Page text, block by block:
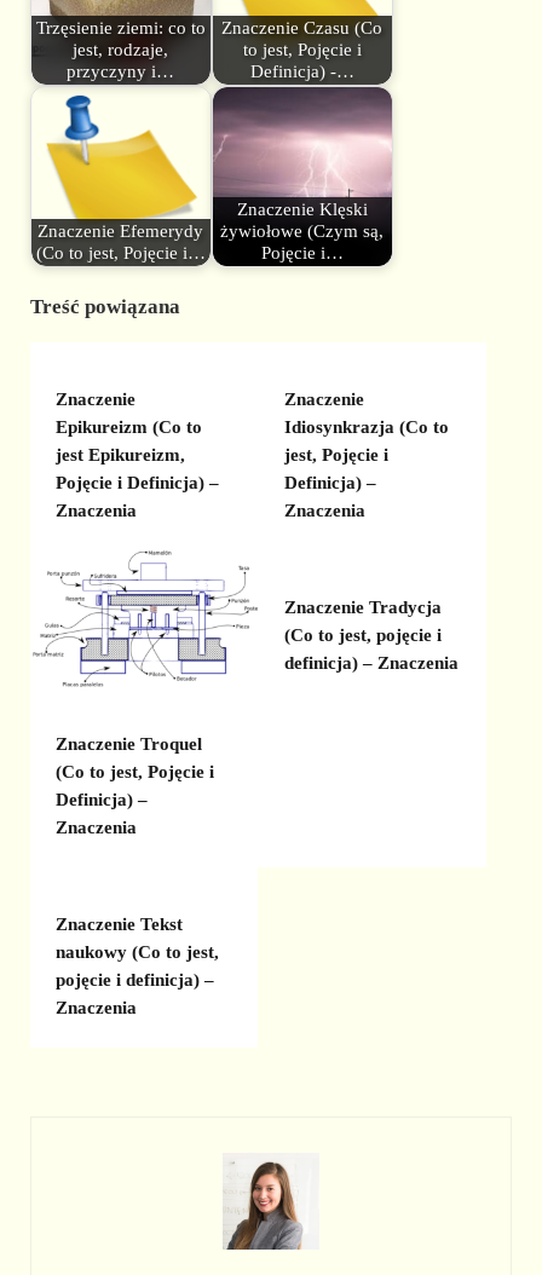
Trzęsienie ziemi: co to
jest, rodzaje,
przyczyny i…
Znaczenie Czasu (Co
to jest, Pojęcie i
Definicja) -…
Znaczenie Efemerydy
(Co to jest, Pojęcie i…
Znaczenie Klęski
żywiołowe (Czym są,
Pojęcie i…
Treść powiązana
Znaczenie
Epikureizm (Co to
jest Epikureizm,
Pojęcie i Definicja) –
Znaczenia
Znaczenie
Idiosynkrazja (Co to
jest, Pojęcie i
Definicja) –
Znaczenia
Znaczenie Troquel
(Co to jest, Pojęcie i
Definicja) –
Znaczenia
Znaczenie Tradycja
(Co to jest, pojęcie i
definicja) – Znaczenia
Znaczenie Tekst
naukowy (Co to jest,
pojęcie i definicja) –
Znaczenia